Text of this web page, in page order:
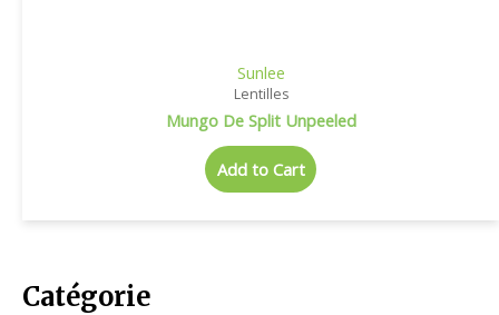
Catégorie
Sunlee
Lentilles
Mungo De Split Unpeeled
Add to Cart